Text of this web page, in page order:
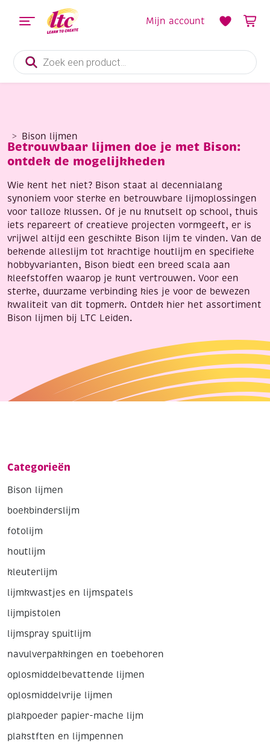
Producten
zoeken
Mijn account
Bison lijmen
Betrouwbaar lijmen doe je met Bison:
ontdek de mogelijkheden
Wie kent het niet? Bison staat al decennialang
synoniem voor sterke en betrouwbare lijmoplossingen
voor talloze klussen. Of je nu knutselt op school, thuis
iets repareert of creatieve projecten vormgeeft, er is
vrijwel altijd een geschikte Bison lijm te vinden. Van de
bekende alleslijm tot krachtige houtlijm en specifieke
hobbyvarianten, Bison biedt een breed scala aan
kleefstoffen waarop je kunt vertrouwen. Voor een
sterke, duurzame verbinding kies je voor de bewezen
kwaliteit van dit topmerk. Ontdek hier het assortiment
Bison lijmen bij LTC Leiden.
Categorieën
Bison lijmen
boekbinderslijm
fotolijm
houtlijm
kleuterlijm
lijmkwastjes en lijmspatels
lijmpistolen
lijmspray spuitlijm
navulverpakkingen en toebehoren
oplosmiddelbevattende lijmen
oplosmiddelvrije lijmen
plakpoeder papier-mache lijm
plakstften en lijmpennen